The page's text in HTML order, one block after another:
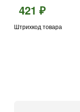
421 ₽
Штрихкод товара